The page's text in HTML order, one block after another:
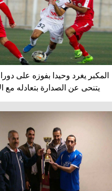
المكبر يغرد وحيدا بفوزه على
يتنحى عن الصدارة بتعادله مع